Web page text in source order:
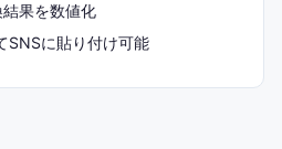
果を数値化
SNSに貼り付け可能